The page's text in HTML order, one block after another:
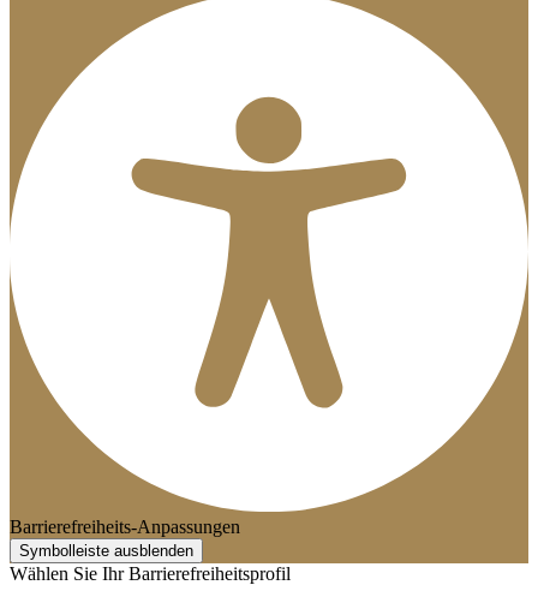
Barrierefreiheits-Anpassungen
Symbolleiste ausblenden
Wählen Sie Ihr Barrierefreiheitsprofil